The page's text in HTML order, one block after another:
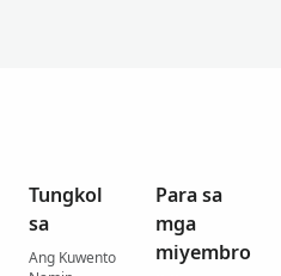
Tungkol
sa
Ang Kuwento
Para sa
mga
miyembro